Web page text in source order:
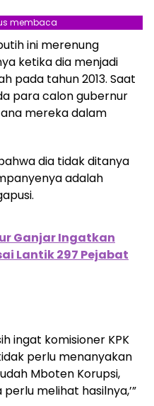
membaca
ini merenung
ketika dia menjadi
pada tahun 2013. Saat
para calon gubernur
mereka dalam
dia tidak ditanya
adalah
Ganjar Ingatkan
Lantik 297 Pejabat
ingat komisioner KPK
perlu menanyakan
Mboten Korupsi,
melihat hasilnya,’”